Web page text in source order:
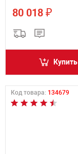
80 018 ₽
Купить
Код товара: 134679